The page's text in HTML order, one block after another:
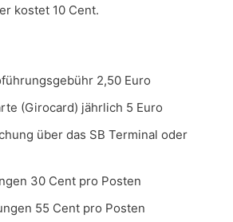
kostet 10 Cent.
2,50 Euro
(Girocard) jährlich 5 Euro
über das SB Terminal oder
30 Cent pro Posten
55 Cent pro Posten